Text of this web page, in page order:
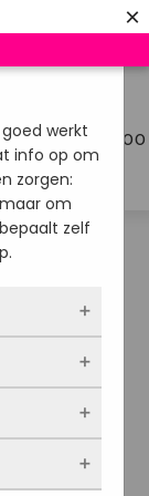
×
0,00
van
werkt
info op om
zorgen:
om
zelf
en
worden
site
Zo